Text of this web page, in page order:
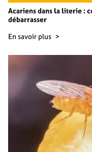
Acariens dans la literie :
débarrasser
En savoir plus